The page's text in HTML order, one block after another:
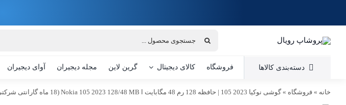
دسته‌بندی کالاها فروشگاه کالای دیجیتال گرین لاین مجله دیجیران آوای دیجیران
خانه » فروشگاه »گوشی نوکیا 2023 105 | حافظه 128 رم 48 مگابایت ا Nokia 105 2023 128/48 MB (18 ماه گارانتی شرکتی)